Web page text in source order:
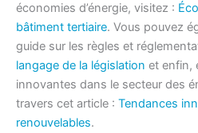
économies d’énergie, visitez :
bâtiment tertiaire. Vous pouvez
guide sur les règles et
langage de la législation et enfin,
innovantes dans le secteur des
travers cet article : Tendances
renouvelables.